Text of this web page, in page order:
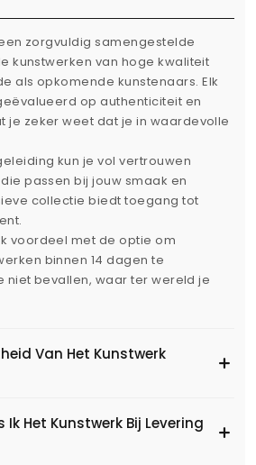
zorgvuldig samengestelde
kunstwerken van hoge kwaliteit
als opkomende kunstenaars. Elk
op authenticiteit en
je zeker weet dat je in waardevolle
kun je vol vertrouwen
passen bij jouw smaak en
collectie biedt toegang tot
voordeel met de optie om
binnen 14 dagen te
niet bevallen, waar ter wereld je
Van Het Kunstwerk
Ik Het Kunstwerk Bij Levering